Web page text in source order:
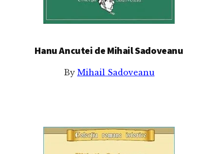
Hanu Ancutei de Mihail Sadoveanu
By Mihail Sadoveanu